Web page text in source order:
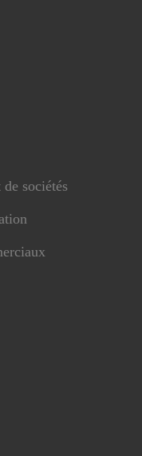
sociétés